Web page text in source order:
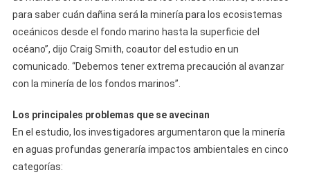
para saber cuán dañina será la minería para los ecosistemas
oceánicos desde el fondo marino hasta la superficie del
océano”, dijo Craig Smith, coautor del estudio en un
comunicado. “Debemos tener extrema precaución al avanzar
con la minería de los fondos marinos”.
Los principales problemas que se avecinan
En el estudio, los investigadores argumentaron que la minería
en aguas profundas generaría impactos ambientales en cinco
categorías: